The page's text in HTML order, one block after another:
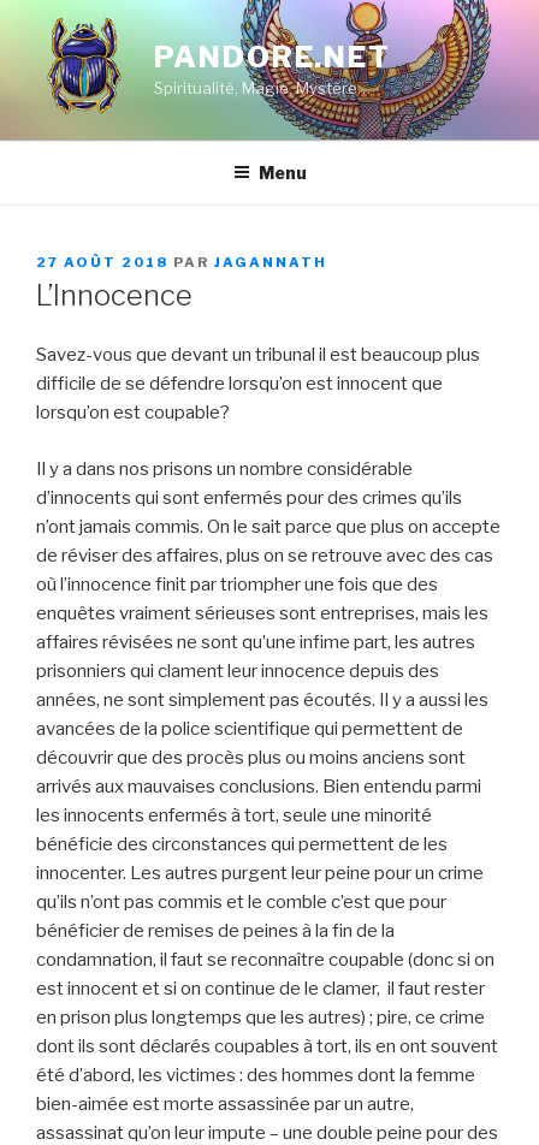
contenu
principal
PANDORE.NET
Spiritualité, Magie, Mystère…
Menu
PUBLIÉ
LE
27 AOÛT 2018 PAR JAGANNATH
L’Innocence
Savez-vous que devant un tribunal il est beaucoup plus
difficile de se défendre lorsqu’on est innocent que
lorsqu’on est coupable?
Il y a dans nos prisons un nombre considérable
d’innocents qui sont enfermés pour des crimes qu’ils
n’ont jamais commis. On le sait parce que plus on accepte
de réviser des affaires, plus on se retrouve avec des cas
où l’innocence finit par triompher une fois que des
enquêtes vraiment sérieuses sont entreprises, mais les
affaires révisées ne sont qu’une infime part, les autres
prisonniers qui clament leur innocence depuis des
années, ne sont simplement pas écoutés. Il y a aussi les
avancées de la police scientifique qui permettent de
découvrir que des procès plus ou moins anciens sont
arrivés aux mauvaises conclusions. Bien entendu parmi
les innocents enfermés à tort, seule une minorité
bénéficie des circonstances qui permettent de les
innocenter. Les autres purgent leur peine pour un crime
qu’ils n’ont pas commis et le comble c’est que pour
bénéficier de remises de peines à la fin de la
condamnation, il faut se reconnaître coupable (donc si on
est innocent et si on continue de le clamer, il faut rester
en prison plus longtemps que les autres) ; pire, ce crime
dont ils sont déclarés coupables à tort, ils en ont souvent
été d’abord, les victimes : des hommes dont la femme
bien-aimée est morte assassinée par un autre,
assassinat qu’on leur impute – une double peine pour des